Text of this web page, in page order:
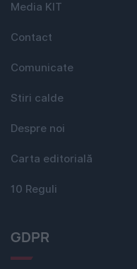
Media KIT
Contact
Comunicate
Stiri calde
Despre noi
Carta editorială
10 Reguli
GDPR